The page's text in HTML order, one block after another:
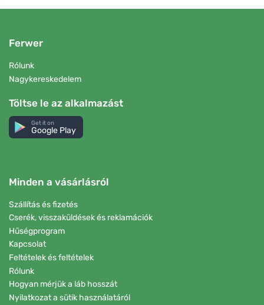
Ferwer
Rólunk
Nagykereskedelem
Töltse le az alkalmazást
Get it on
Google Play
Minden a vásárlásról
Szállítás és fizetés
Cserék, visszaküldések és reklamációk
Hűségprogram
Kapcsolat
Feltételek és feltételek
Rólunk
Hogyan mérjük a láb hosszát
Nyilatkozat a sütik használatáról